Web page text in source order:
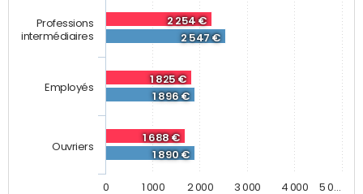
2 254 €
1 825 €
1 688 €
2 547 €
1 896 €
1 890 €
Professions
intermédiaires
Employés
Ouvriers
0 1 000 2 000 3 000 4 000 5 0…